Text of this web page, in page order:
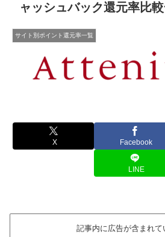
ャッシュバック還元率比
サイト別ポイント還元率一覧
X Facebook
LINE
記事内に広告が含まれて